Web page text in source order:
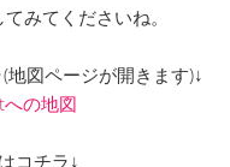
みてくださいね。
地図ページが開きます)↓
への地図
コチラ↓